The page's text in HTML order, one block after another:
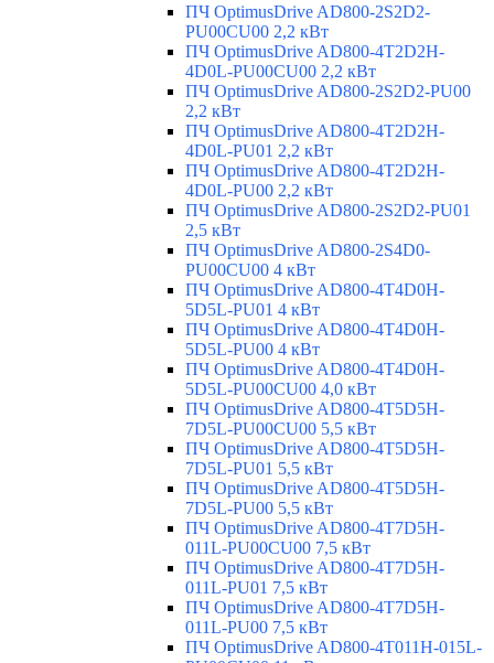
ПЧ OptimusDrive AD800-2S2D2-
PU00CU00 2,2 кВт
ПЧ OptimusDrive AD800-4T2D2H-
4D0L-PU00CU00 2,2 кВт
ПЧ OptimusDrive AD800-2S2D2-PU00
2,2 кВт
ПЧ OptimusDrive AD800-4T2D2H-
4D0L-PU01 2,2 кВт
ПЧ OptimusDrive AD800-4T2D2H-
4D0L-PU00 2,2 кВт
ПЧ OptimusDrive AD800-2S2D2-PU01
2,5 кВт
ПЧ OptimusDrive AD800-2S4D0-
PU00CU00 4 кВт
ПЧ OptimusDrive AD800-4T4D0H-
5D5L-PU01 4 кВт
ПЧ OptimusDrive AD800-4T4D0H-
5D5L-PU00 4 кВт
ПЧ OptimusDrive AD800-4T4D0H-
5D5L-PU00CU00 4,0 кВт
ПЧ OptimusDrive AD800-4T5D5H-
7D5L-PU00CU00 5,5 кВт
ПЧ OptimusDrive AD800-4T5D5H-
7D5L-PU01 5,5 кВт
ПЧ OptimusDrive AD800-4T5D5H-
7D5L-PU00 5,5 кВт
ПЧ OptimusDrive AD800-4T7D5H-
011L-PU00CU00 7,5 кВт
ПЧ OptimusDrive AD800-4T7D5H-
011L-PU01 7,5 кВт
ПЧ OptimusDrive AD800-4T7D5H-
011L-PU00 7,5 кВт
ПЧ OptimusDrive AD800-4T011H-015L-